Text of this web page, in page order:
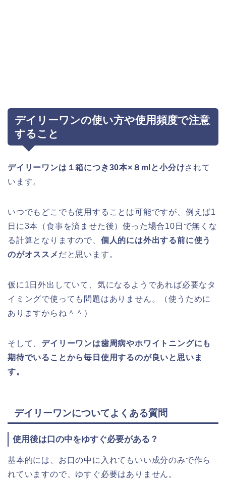
デイリーワンの使い方や使用頻度で注意
すること
デイリーワンは１箱につき30本×８mlと小分けされて
います。
いつでもどこでも使用することは可能ですが、例えば1
日に3本（食事を済ませた後）使った場合10日で無くな
る計算となりますので、 個人的には外出する前に使う
のがオススメ だと思います。
仮に1日外出していて、気になるようであれば必要なタ
イミングで使っても問題はありません。（使うために
ありますからね＾＾）
そして、 デイリーワンは歯周病やホワイトニングにも
期待でいることから毎日使用するのが良いと思いま
す。
デイリーワンについてよくある質問
使用後は口の中をゆすぐ必要がある？
基本的には、お口の中に入れてもいい成分のみで作ら
れていますので、ゆすぐ必要はありません。